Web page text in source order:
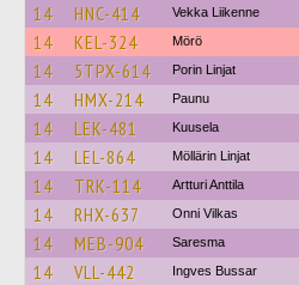
14 HNC-414 Vekka Liikenne
14 KEL-324 Mörö
14 5TPX-614 Porin Linjat
14 HMX-214 Paunu
14 LEK-481 Kuusela
14 LEL-864 Möllärin Linjat
14 TRK-114 Artturi Anttila
14 RHX-637 Onni Vilkas
14 MEB-904 Saresma
14 VLL-442 Ingves Bussar